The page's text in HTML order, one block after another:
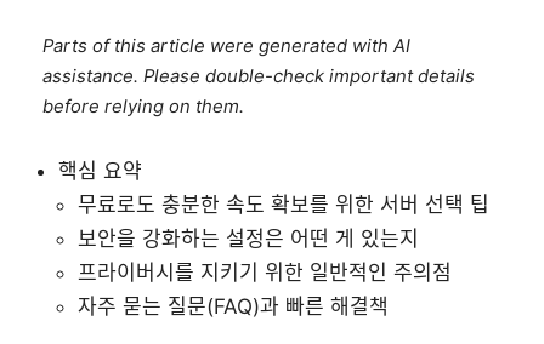
Parts of this article were generated with AI
assistance. Please double-check important details
before relying on them.
핵심 요약
무료로도 충분한 속도 확보를 위한 서버 선택 팁
보안을 강화하는 설정은 어떤 게 있는지
프라이버시를 지키기 위한 일반적인 주의점
자주 묻는 질문(FAQ)과 빠른 해결책